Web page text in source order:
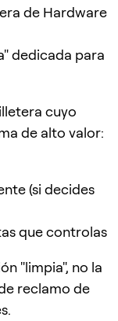
de Hardware
dedicada para
cuyo
de alto valor:
(si decides
que controlas
"limpia", no la
reclamo de